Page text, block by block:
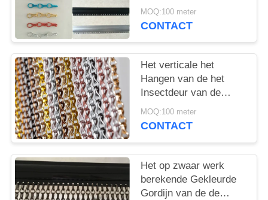
Scherm 24 X12 x 8mm
van de Deurvlieg
MOQ:100 meter
CONTACT
Het verticale het
Hangen van de het
Insectdeur van de
Aluminiumketting het
Gordijn van het de
Anodiseren
MOQ:100 meter
CONTACT
Het op zwaar werk
berekende Gekleurde
Gordijn van de de